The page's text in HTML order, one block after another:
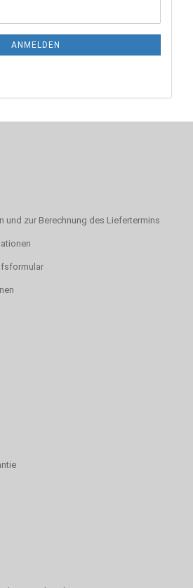
ANMELDEN
und zur Berechnung des Liefertermins